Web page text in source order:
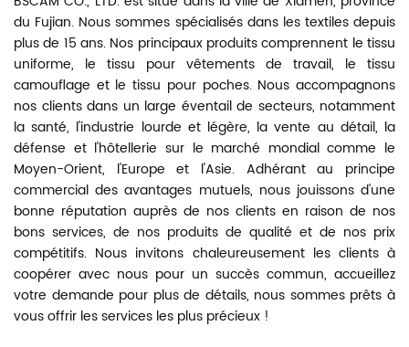
du Fujian. Nous sommes spécialisés dans les textiles depuis
plus de 15 ans. Nos principaux produits comprennent le tissu
uniforme, le tissu pour vêtements de travail, le tissu
camouflage et le tissu pour poches. Nous accompagnons
nos clients dans un large éventail de secteurs, notamment
la santé, l'industrie lourde et légère, la vente au détail, la
défense et l'hôtellerie sur le marché mondial comme le
Moyen-Orient, l'Europe et l'Asie. Adhérant au principe
commercial des avantages mutuels, nous jouissons d'une
bonne réputation auprès de nos clients en raison de nos
bons services, de nos produits de qualité et de nos prix
compétitifs. Nous invitons chaleureusement les clients à
coopérer avec nous pour un succès commun, accueillez
votre demande pour plus de détails, nous sommes prêts à
vous offrir les services les plus précieux !